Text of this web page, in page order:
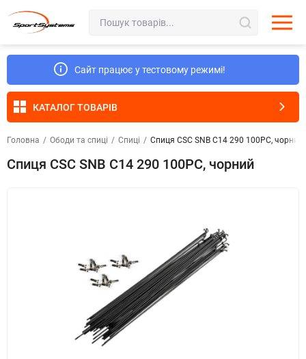
Сайт працює у тестовому режимі!
КАТАЛОГ ТОВАРІВ
Головна / Ободи та спиці / Спиці / Спиця CSC SNB C14 290 100PC, чорний
Спиця CSC SNB C14 290 100PC, чорний